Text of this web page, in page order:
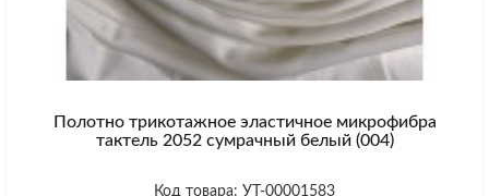
Полотно трикотажное эластичное микрофибра
тактель 2052 сумрачный белый (004)
Код товара: УТ-00001583